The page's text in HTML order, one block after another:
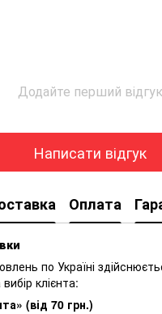
Додайте перший відгук
Написати відгук
Оплата
по Україні
клієнта:
(від 70 грн.)